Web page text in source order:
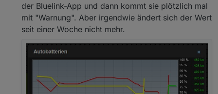
der Bluelink-App und dann kommt sie plötzlich mal
mit "Warnung". Aber irgendwie ändert sich der Wert
seit einer Woche nicht mehr.